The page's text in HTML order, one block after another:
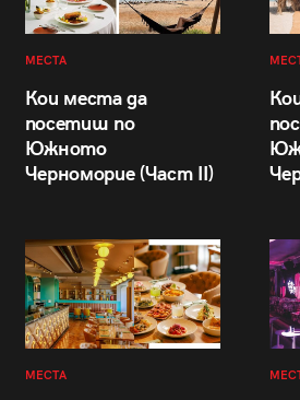
МЕСТА
Кои места да
посетиш по
Южното
Черноморие (Част II)
МЕСТА